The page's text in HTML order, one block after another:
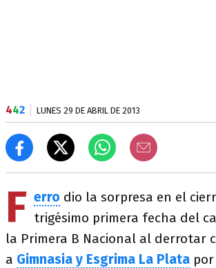
442 LUNES 29 DE ABRIL DE 2013
F erro dio la sorpresa en el
trigésimo primera fecha del
la Primera B Nacional al derrotar
a Gimnasia y Esgrima La Plata por